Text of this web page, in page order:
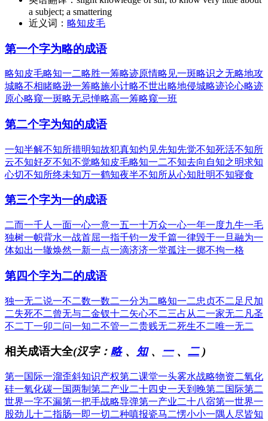
a subject; a smattering
近义词： 略知皮毛
第一个字为略的成语
略知皮毛略知一二略胜一筹略迹原情略见一斑略识之无略地攻
城略不相睹略逊一筹略施小计略不世出略地侵城略迹论心略迹
原心略窥一斑略无忌惮略高一筹略窥一班
第二个字为知的成语
一知半解不知所措明知故犯真知灼见先知先觉不知死活不知所
云不知好歹不知不觉略知皮毛略知一二不知去向 自知之明求知
心切不知所终未知万一鹤知夜半不知所从心知肚明不知寝食
第三个字为一的成语
二而一千人一面一心一意一五一十万众一心一年一度九牛一毛
独树一帜背水一战首屈一指千钧一发千篇一律毁于一旦融为一
体如出一辙焕然一新一点一滴济济一堂孤注一掷不拘一格
第四个字为二的成语
独一无二说一不二数一数二一分为二略知一二忠贞不二 足尺加
二失死不二曾无与二金钗十二矢心不二三占从二一家无二 凡圣
不二丁一卯二问一知二不管一二贵贱无二死生不二唯一无二
相关成语大全(汉字： 略、 知、 一、 二)
第一国际一溜歪斜知识产权第二课堂一头雾水战略物资二氧化
硅一氧化碳一国两制 第二产业二十四史一天到晚第二国际第二
世界一字不漏第一把手战略导弹第一产业二十八宿第一世界一
股劲儿十二指肠一即一切二种嗔报瓷马二愣小小一隅 人尽皆知